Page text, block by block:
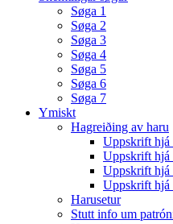
Søga 1
Søga 2
Søga 3
Søga 4
Søga 5
Søga 6
Søga 7
Ymiskt
Hagreiðing av haru
Uppskrift hjá
Uppskrift hjá
Uppskrift hjá
Uppskrift hjá
Harusetur
Stutt info um